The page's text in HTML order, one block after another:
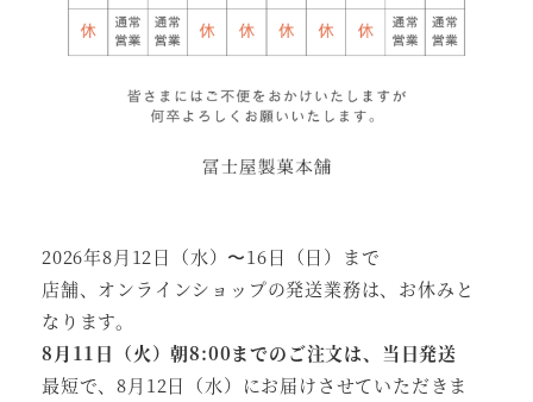
2026年8月12日（水）〜16日（日）まで
店舗、オンラインショップの発送業務は、お休みと
なります。
8月11日（火）朝8:00までのご注文は、当日発送
最短で、8月12日（水）にお届けさせていただきま